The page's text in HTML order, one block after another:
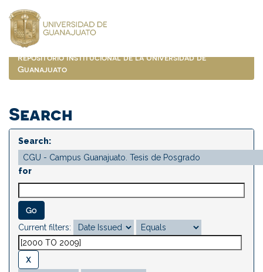
navigation
Repositorio Institucional de la Universidad de
Guanajuato
Search
Search:
for
Current filters: